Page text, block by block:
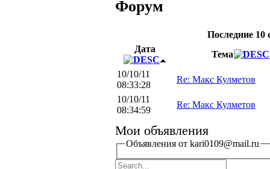
Форум
Последние
Дата
Тема
10/10/11
08:33:28
Re: Макс Кулметов
10/10/11
08:34:59
Re: Макс Кулметов
Мои объявления
Объявления от kari0109@mail.ru